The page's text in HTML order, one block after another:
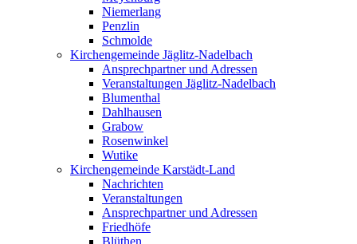
Niemerlang
Penzlin
Schmolde
Kirchengemeinde Jäglitz-Nadelbach
Ansprechpartner und Adressen
Veranstaltungen Jäglitz-Nadelbach
Blumenthal
Dahlhausen
Grabow
Rosenwinkel
Wutike
Kirchengemeinde Karstädt-Land
Nachrichten
Veranstaltungen
Ansprechpartner und Adressen
Friedhöfe